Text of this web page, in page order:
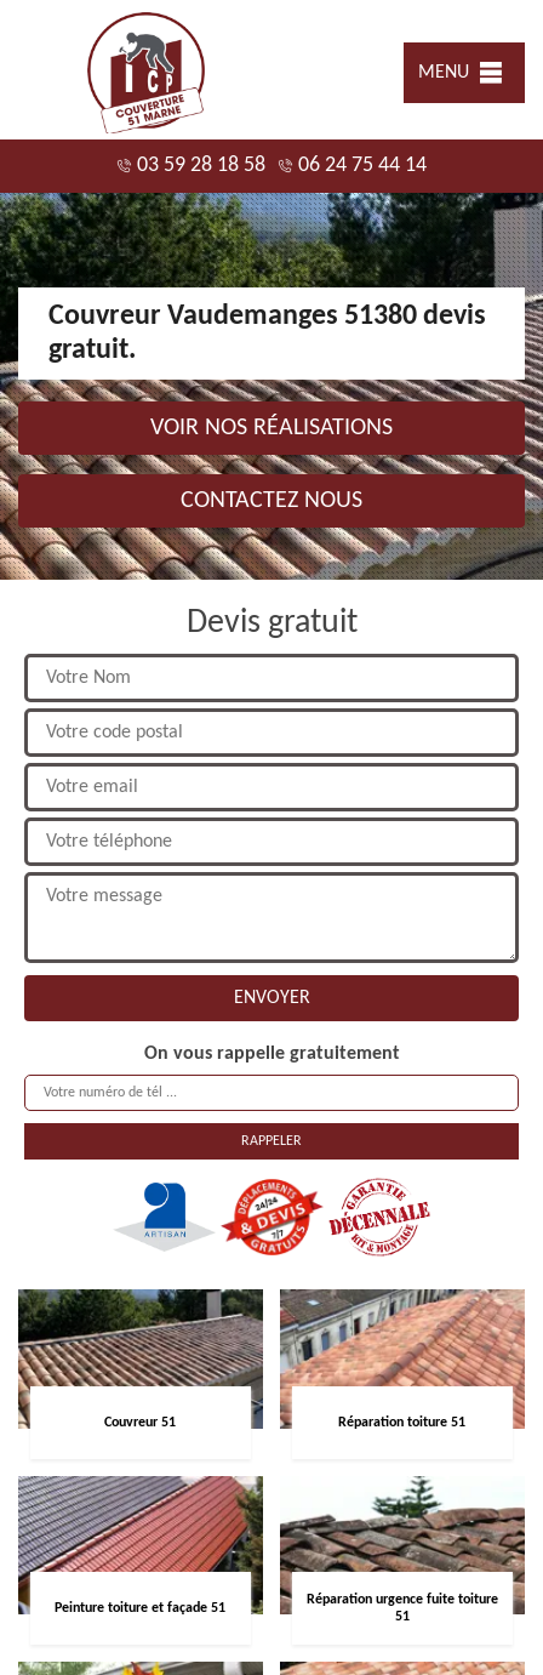
MENU
03 59 28 18 58 06 24 75 44 14
Couvreur Vaudemanges 51380 devis
gratuit.
VOIR NOS RÉALISATIONS
CONTACTEZ NOUS
Devis gratuit
On vous rappelle gratuitement
Couvreur 51 Réparation toiture 51
Peinture toiture et façade 51
Réparation urgence fuite toiture
51